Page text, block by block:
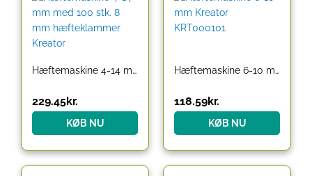
Hæftemaskine 4-14 mm med 100 stk. 8 mm hæfteklammer Kreator
229.45kr.
KØB NU
Hæftemaskine 6-10 mm Kreator KRT000101
118.59kr.
KØB NU